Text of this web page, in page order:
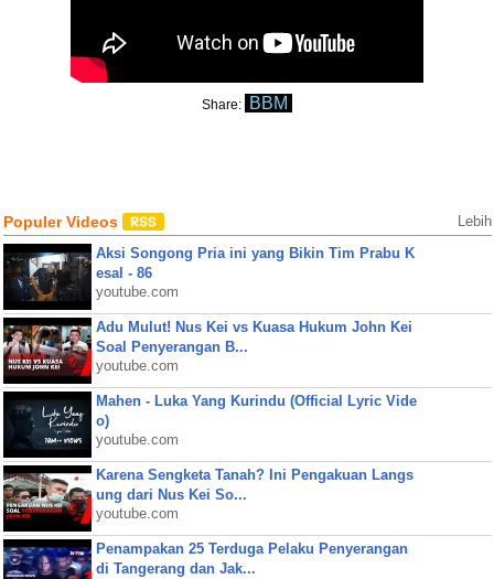
Share: BBM
Populer Videos Lebih
Aksi Songong Pria ini yang Bikin Tim Prabu K
esal - 86
youtube.com
Adu Mulut! Nus Kei vs Kuasa Hukum John Kei
Soal Penyerangan B...
youtube.com
Mahen - Luka Yang Kurindu (Official Lyric Vide
o)
youtube.com
Karena Sengketa Tanah? Ini Pengakuan Langs
ung dari Nus Kei So...
youtube.com
Penampakan 25 Terduga Pelaku Penyerangan
di Tangerang dan Jak...